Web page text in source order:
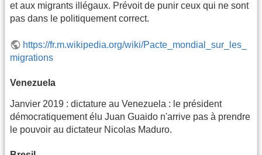
et aux migrants illégaux. Prévoit de punir ceux qui ne sont
pas dans le politiquement correct.
https://fr.m.wikipedia.org/wiki/Pacte_mondial_sur_les_
migrations
Venezuela
Janvier 2019 : dictature au Venezuela : le président
démocratiquement élu Juan Guaido n'arrive pas à prendre
le pouvoir au dictateur Nicolas Maduro.